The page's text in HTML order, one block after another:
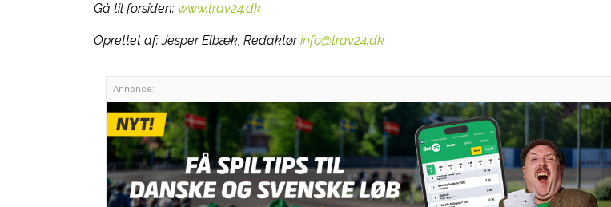
Gå til forsiden: www.trav24.dk
Oprettet af:Jesper Elbæk, Redaktør info@trav24.dk
Annonce: